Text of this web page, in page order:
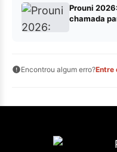
pauta –
Prouni
chamada
Encontrou algum erro?Entre